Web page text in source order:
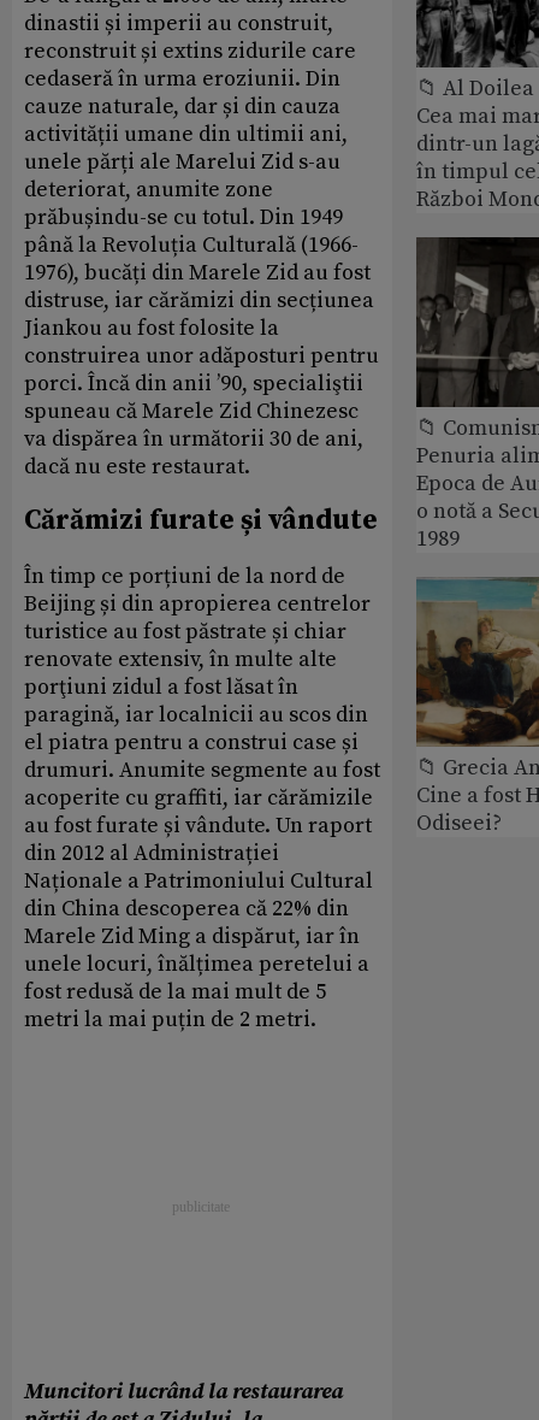
dinastii și imperii au construit,
reconstruit și extins zidurile care
cedaseră în urma eroziunii. Din
cauze naturale, dar și din cauza
activității umane din ultimii ani,
unele părți ale Marelui Zid s-au
deteriorat, anumite zone
prăbușindu-se cu totul. Din 1949
până la Revoluția Culturală (1966-
1976), bucăți din Marele Zid au fost
distruse, iar cărămizi din secțiunea
Jiankou au fost folosite la
construirea unor adăposturi pentru
porci. Încă din anii ’90, specialiştii
spuneau că Marele Zid Chinezesc
va dispărea în următorii 30 de ani,
dacă nu este restaurat.
Cărămizi furate și vândute
În timp ce porțiuni de la nord de
Beijing și din apropierea centrelor
turistice au fost păstrate și chiar
renovate extensiv, în multe alte
porţiuni zidul a fost lăsat în
paragină, iar localnicii au scos din
el piatra pentru a construi case și
drumuri. Anumite segmente au fost
acoperite cu graffiti, iar cărămizile
au fost furate și vândute. Un raport
din 2012 al Administrației
Naționale a Patrimoniului Cultural
din China descoperea că 22% din
Marele Zid Ming a dispărut, iar în
unele locuri, înălțimea peretelui a
fost redusă de la mai mult de 5
metri la mai puțin de 2 metri.
Muncitori lucrând la restaurarea
📁 Al
Cea mai
dintr-un
în timpul
Război
📁
Penuria
Epoca de
o notă a
1989
📁 Grecia
Cine a fost
Odiseei?